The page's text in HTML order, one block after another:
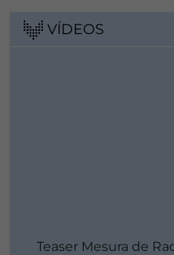
VÍDEOS
Teaser Mesura de